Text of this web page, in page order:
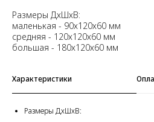
Размеры ДхШхВ:
маленькая - 90х120х60 мм
средняя - 120х120х60 мм
большая - 180х120х60 мм
Характеристики
Размеры ДхШхВ: